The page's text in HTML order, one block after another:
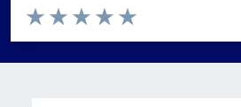
Valuta da 1 a 5 stelle la pagina
Valuta 5 stelle su 5
Valuta 4 stelle su 5
Valuta 3 stelle su 5
Valuta 2 stelle su 5
Valuta 1 stelle su 5